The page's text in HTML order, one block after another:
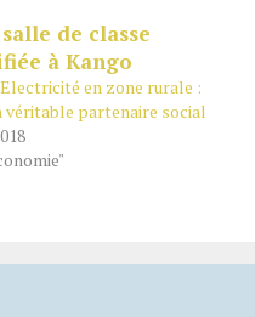
en zone rurale :
véritable partenaire social